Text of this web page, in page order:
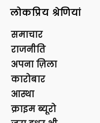
लोकप्रिय श्रेणियां
समाचार
राजनीति
अपना ज़िला
कारोबार
आस्था
क्राइम ब्यूरो